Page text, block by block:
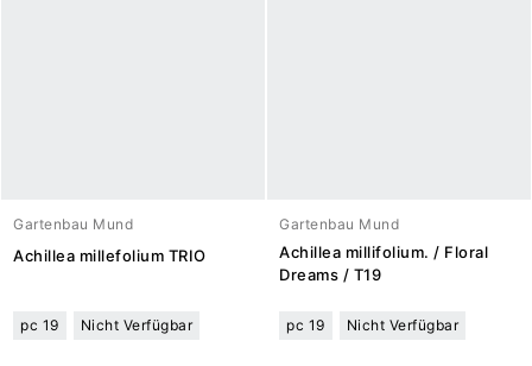
Gartenbau Mund
Achillea millefolium TRIO
pc 19 Nicht Verfügbar
Gartenbau Mund
Achillea millifolium. / Floral
Dreams / T19
pc 19 Nicht Verfügbar